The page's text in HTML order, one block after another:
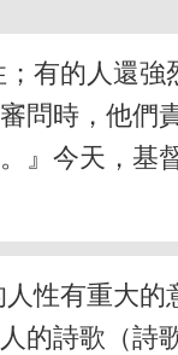
有的人還
問時，他
』今天，基
性有重大
的詩歌（詩